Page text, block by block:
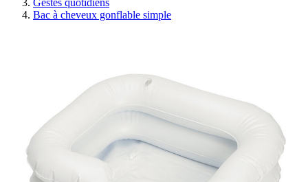
Gestes quotidiens
Bac à cheveux gonflable simple